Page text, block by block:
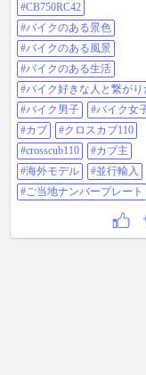
れは無いでしょ🤣(Before) プレート
台に穴あけ加工するだけで
リ、スマートに。 そんな
かるもんじゃないよ👍
#cb750rc42 #バイクのある景色
イクのある風景 #バイクのある生活
#バイク好きな人と繋がりた
イク男子 #バイク女子 #カブ #クロ
スカブ110 #crosscub110 #カブ主 #海
外モデル #並行輸入 #ご当地ナンバ
ープレート
#CB750RC42
#バイクのある景色
#バイクのある風景
#バイクのある生活
#バイク好きな人と繋がり
#バイク男子
#バイク女
#カブ
#クロスカブ110
#crosscub110
#カブ主
#海外モデル
#並行輸入
#ご当地ナンバープレート